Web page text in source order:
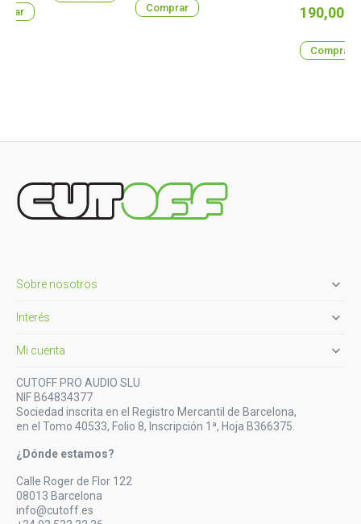
Comprar Precio
190,00 €
Comprar
Sobre nosotros 
Interés 
Mi cuenta 
CUTOFF PRO AUDIO SLU
NIF B64834377
Sociedad inscrita en el Registro Mercantil de Barcelona,
en el Tomo 40533, Folio 8, Inscripción 1ª, Hoja B366375.
¿Dónde estamos?
Calle Roger de Flor 122
08013 Barcelona
info@cutoff.es